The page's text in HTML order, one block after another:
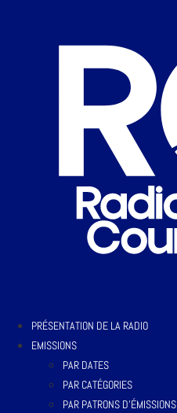
PRÉSENTATION DE LA RADIO
EMISSIONS
PAR DATES
PAR CATÉGORIES
PAR PATRONS D’ÉMISSIONS